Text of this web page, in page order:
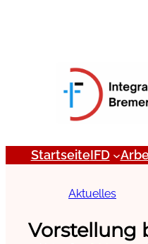
StartseiteIFD
Aktuelles
Vorstellung